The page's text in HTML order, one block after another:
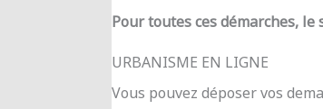
Pour toutes ces démarches,
URBANISME EN LIGNE
Vous pouvez déposer vos